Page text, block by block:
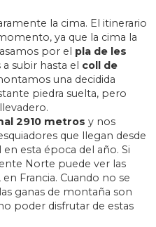
la cima. El itinerario
ya que la cima la
por el pla de les
subir hasta el coll de
una decidida
piedra suelta, pero
2910 metros y nos
que llegan desde
esta época del año. Si
Norte puede ver las
Francia. Cuando no se
ganas de montaña son
poder disfrutar de estas